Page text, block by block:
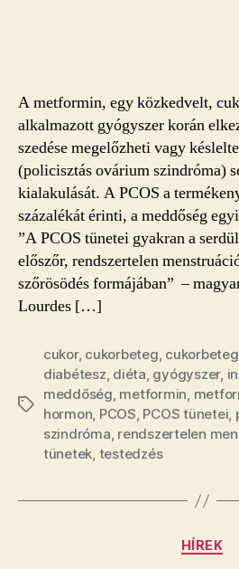
A metformin, egy közkedvelt,
alkalmazott gyógyszer korán
szedése megelőzheti vagy
(policisztás ovárium szindróma)
kialakulását. A PCOS a
százalékát érinti, a meddőség
”A PCOS tünetei gyakran a
előszőr, rendszertelen
szőrösödés formájában” –
Lourdes […]
Címkék
cukor, cukorbeteg,
diabétesz, diéta, gyógyszer,
meddőség, metformin,
hormon, PCOS, PCOS tünetei,
szindróma, rendszertelen
tünetek, testedzés
HÍREK